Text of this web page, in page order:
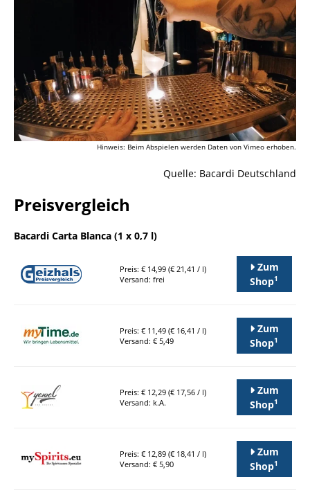
Hinweis: Beim Abspielen werden Daten von Vimeo erhoben.
Quelle: Bacardi Deutschland
Preisvergleich
Bacardi Carta Blanca (1 x 0,7 l)
Preis: € 14,99 (€ 21,41 / l)
Versand: frei
Zum
Shop1
Preis: € 11,49 (€ 16,41 / l)
Versand: € 5,49
Zum
Shop1
Preis: € 12,29 (€ 17,56 / l)
Versand: k.A.
Zum
Shop1
Preis: € 12,89 (€ 18,41 / l)
Versand: € 5,90
Zum
Shop1